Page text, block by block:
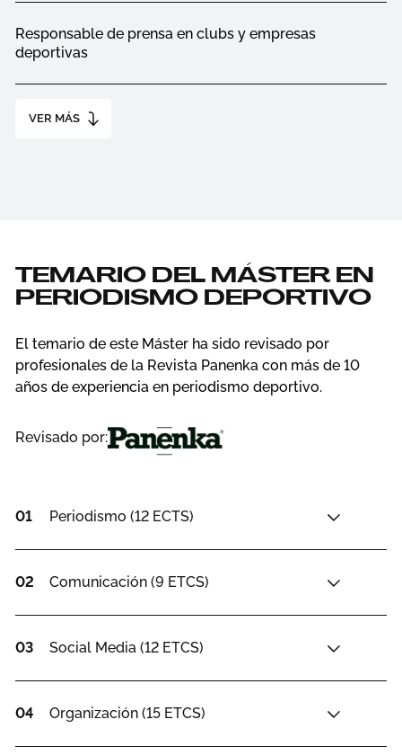
Responsable de prensa en clubs y empresas
deportivas
VER MÁS
TEMARIO DEL MÁSTER EN
PERIODISMO DEPORTIVO
El temario de este Máster ha sido revisado por
profesionales de la Revista Panenka con más de 10
años de experiencia en periodismo deportivo.
Revisado por:
01 Periodismo (12 ECTS)
02 Comunicación (9 ETCS)
03 Social Media (12 ETCS)
04 Organización (15 ETCS)